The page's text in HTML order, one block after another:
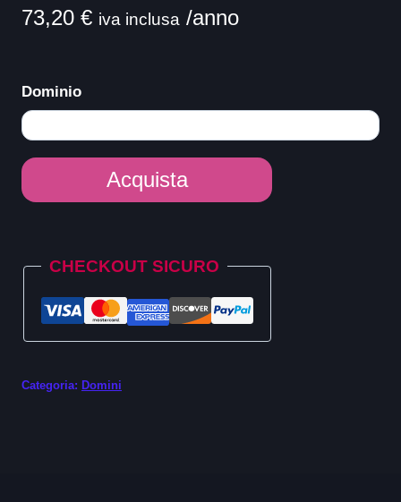
73,20 € iva inclusa /anno
Dominio
Dominio
.attorney
Acquista
CHECKOUT SICURO
Categoria: Domini